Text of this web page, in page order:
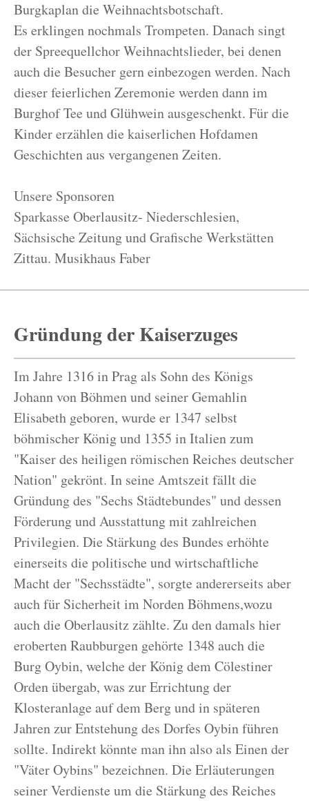
Burgkaplan die Weihnachtsbotschaft.
Es erklingen nochmals Trompeten. Danach singt
der Spreequellchor Weihnachtslieder, bei denen
auch die Besucher gern einbezogen werden. Nach
dieser feierlichen Zeremonie werden dann im
Burghof Tee und Glühwein ausgeschenkt. Für die
Kinder erzählen die kaiserlichen Hofdamen
Geschichten aus vergangenen Zeiten.
Unsere Sponsoren
Sparkasse Oberlausitz- Niederschlesien,
Sächsische Zeitung und Grafische Werkstätten
Zittau. Musikhaus Faber
Gründung der Kaiserzuges
Im Jahre 1316 in Prag als Sohn des Königs
Johann von Böhmen und seiner Gemahlin
Elisabeth geboren, wurde er 1347 selbst
böhmischer König und 1355 in Italien zum
"Kaiser des heiligen römischen Reiches deutscher
Nation" gekrönt. In seine Amtszeit fällt die
Gründung des "Sechs Städtebundes" und dessen
Förderung und Ausstattung mit zahlreichen
Privilegien. Die Stärkung des Bundes erhöhte
einerseits die politische und wirtschaftliche
Macht der "Sechsstädte", sorgte andererseits aber
auch für Sicherheit im Norden Böhmens,wozu
auch die Oberlausitz zählte. Zu den damals hier
eroberten Raubburgen gehörte 1348 auch die
Burg Oybin, welche der König dem Cölestiner
Orden übergab, was zur Errichtung der
Klosteranlage auf dem Berg und in späteren
Jahren zur Entstehung des Dorfes Oybin führen
sollte. Indirekt könnte man ihn also als Einen der
"Väter Oybins" bezeichnen. Die Erläuterungen
seiner Verdienste um die Stärkung des Reiches